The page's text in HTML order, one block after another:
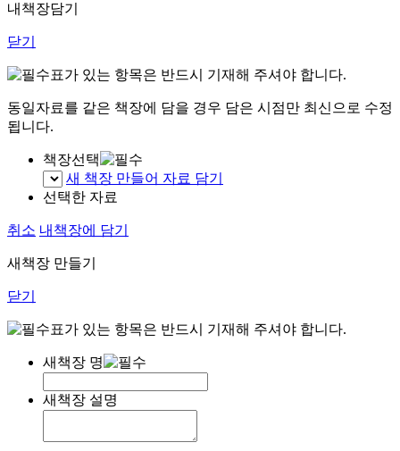
내책장담기
닫기
표가 있는 항목은 반드시 기재해 주셔야 합니다.
동일자료를 같은 책장에 담을 경우 담은 시점만 최신으로 수정
됩니다.
책장선택
새 책장 만들어 자료 담기
선택한 자료
취소 내책장에 담기
새책장 만들기
닫기
표가 있는 항목은 반드시 기재해 주셔야 합니다.
새책장 명
새책장 설명